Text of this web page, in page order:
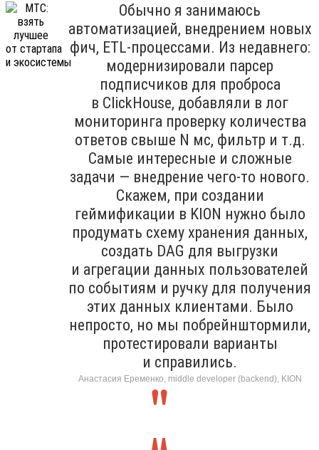
Обычно я занимаюсь
автоматизацией, внедрением новых
фич, ETL-процессами. Из недавнего:
модернизировали парсер
подписчиков для проброса
в ClickHouse, добавляли в лог
мониторинга проверку количества
ответов свыше N мс, фильтр и т.д.
Самые интересные и сложные
задачи — внедрение чего-то нового.
Скажем, при создании
геймификации в KION нужно было
продумать схему хранения данных,
создать DAG для выгрузки
и агрегации данных пользователей
по событиям и ручку для получения
этих данных клиентами. Было
непросто, но мы побрейнштормили,
протестировали варианты
и справились.
Анастасия Еременко, middle developer (backend), KION